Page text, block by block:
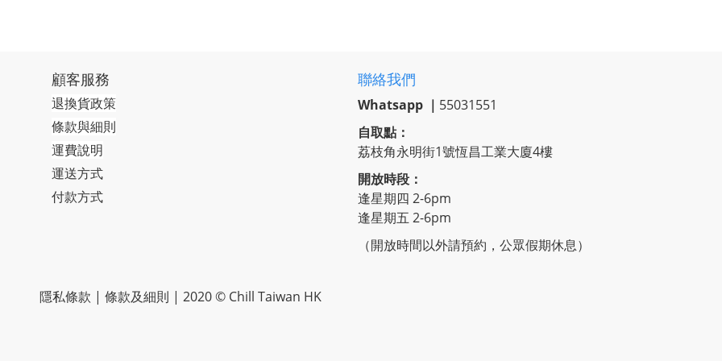
顧客服務
退換貨政策
條款與細則
運費說明
運送方式
付款方式
聯絡我們
Whatsapp ｜ 55031551
自取點：
荔枝角永明街1號恆昌工業大廈4樓
開放時段：
逢星期四 2-6pm
逢星期五 2-6pm
（開放時間以外請預約，公眾假期休息）
隱私條款 | 條款及細則 | 2020 © Chill Taiwan HK